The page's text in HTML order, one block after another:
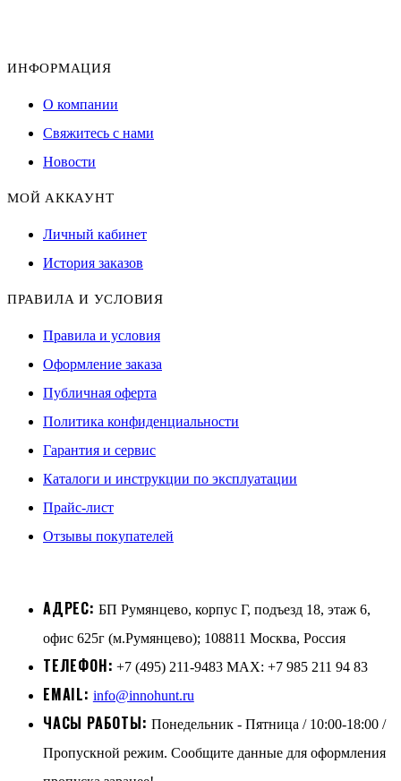
ИНФОРМАЦИЯ
О компании
Свяжитесь с нами
Новости
МОЙ АККАУНТ
Личный кабинет
История заказов
ПРАВИЛА И УСЛОВИЯ
Правила и условия
Оформление заказа
Публичная оферта
Политика конфиденциальности
Гарантия и сервис
Каталоги и инструкции по эксплуатации
Прайс-лист
Отзывы покупателей
АДРЕС: БП Румянцево, корпус Г, подъезд 18, этаж 6,
офис 625г (м.Румянцево); 108811 Москва, Россия
ТЕЛЕФОН: +7 (495) 211-9483 MAX: +7 985 211 94 83
EMAIL: info@innohunt.ru
ЧАСЫ РАБОТЫ: Понедельник - Пятница / 10:00-18:00 /
Пропускной режим. Сообщите данные для оформления